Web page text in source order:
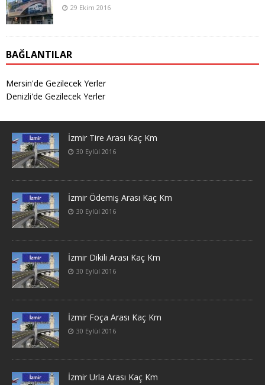
29 Ekim 2016
BAĞLANTILAR
Mersin'de Gezilecek Yerler
Denizli'de Gezilecek Yerler
İzmir Tire Arası Kaç Km
30 Eylül 2016
İzmir Ödemiş Arası Kaç Km
30 Eylül 2016
İzmir Dikili Arası Kaç Km
30 Eylül 2016
İzmir Foça Arası Kaç Km
30 Eylül 2016
İzmir Urla Arası Kaç Km